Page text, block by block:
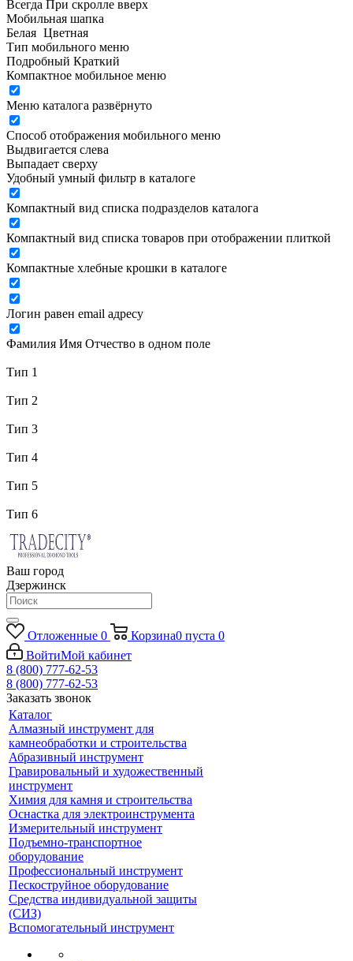
Всегда При скролле вверх
Мобильная шапка
Белая Цветная
Тип мобильного меню
Подробный Краткий
Компактное мобильное меню
Меню каталога развёрнуто
Способ отображения мобильного меню
Выдвигается слева
Выпадает сверху
Удобный умный фильтр в каталоге
Компактный вид списка подразделов каталога
Компактный вид списка товаров при отображении плиткой
Компактные хлебные крошки в каталоге
Логин равен email адресу
Фамилия Имя Отчество в одном поле
Тип 1
Тип 2
Тип 3
Тип 4
Тип 5
Тип 6
Ваш город
Дзержинск
Отложенные 0 Корзина0 пуста 0
ВойтиМой кабинет
8 (800) 777-62-53
8 (800) 777-62-53
Заказать звонок
Каталог
Алмазный инструмент для
камнеобработки и строительства
Абразивный инструмент
Гравировальный и художественный
инструмент
Химия для камня и строительства
Оснастка для электроинструмента
Измерительный инструмент
Подъемно-транспортное
оборудование
Профессиональный инструмент
Пескоструйное оборудование
Средства индивидуальной защиты
(СИЗ)
Вспомогательный инструмент